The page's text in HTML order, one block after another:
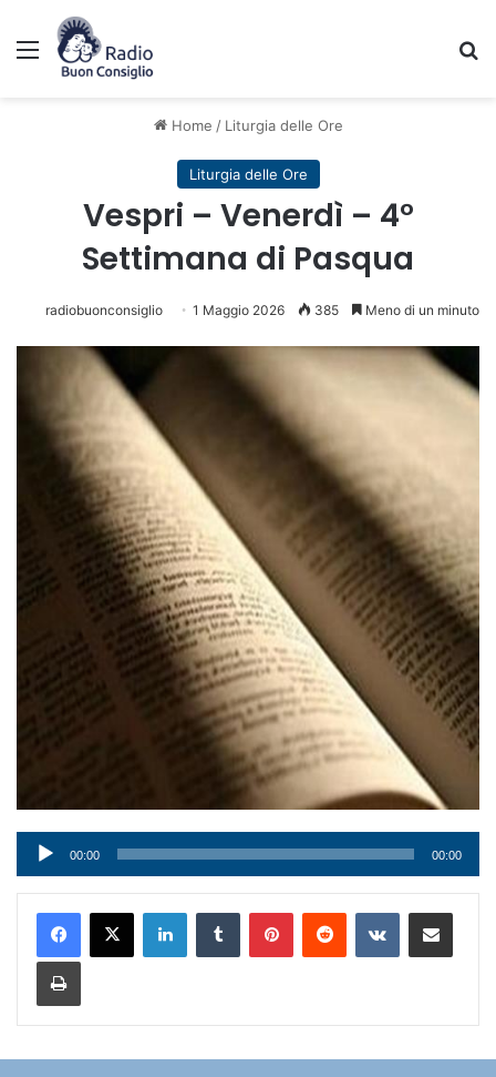
Menu
Home / Liturgia delle Ore
Liturgia delle Ore
Vespri – Venerdì – 4°
Settimana di Pasqua
radiobuonconsiglio 1 Maggio 2026 385 Meno di un minuto
Audio
Player
00:00 00:00